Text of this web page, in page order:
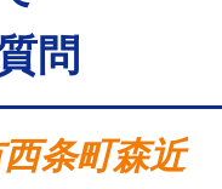
問
条町森近